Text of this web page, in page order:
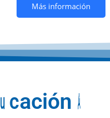
Más información
u cación A